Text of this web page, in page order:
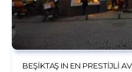
BEŞIKTAŞ IN EN PRESTIJLI